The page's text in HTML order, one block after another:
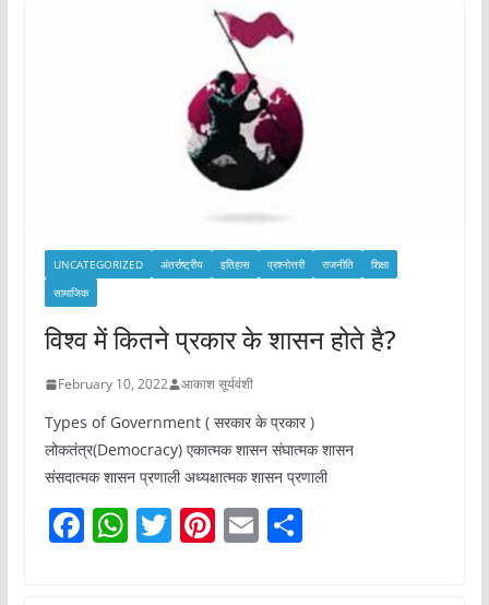
UNCATEGORIZED अंतर्राष्ट्रीय इतिहास प्रश्नोत्तरी राजनीति
शिक्षा
सामाजिक
विश्व में कितने प्रकार के शासन होते है?
February 10, 2022 आकाश सूर्यवंशी
Types of Government ( सरकार के प्रकार )
लोकतंत्र(Democracy) एकात्मक शासन संघात्मक शासन
संसदात्मक शासन प्रणाली अध्यक्षात्मक शासन प्रणाली
F W T Pi E S